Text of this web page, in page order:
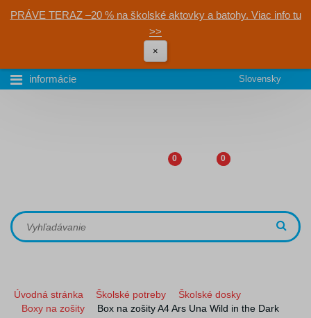
PRÁVE TERAZ –20 % na školské aktovky a batohy. Viac info tu
>>
×
informácie Slovensky
0 0
Úvodná stránka Školské potreby
Školské dosky
Boxy na zošity
Box na zošity A4 Ars Una Wild in the Dark